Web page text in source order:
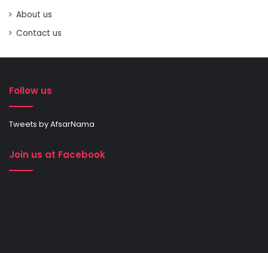
About us
Contact us
Follow us
Tweets by AfsarNama
Join us at Facebook